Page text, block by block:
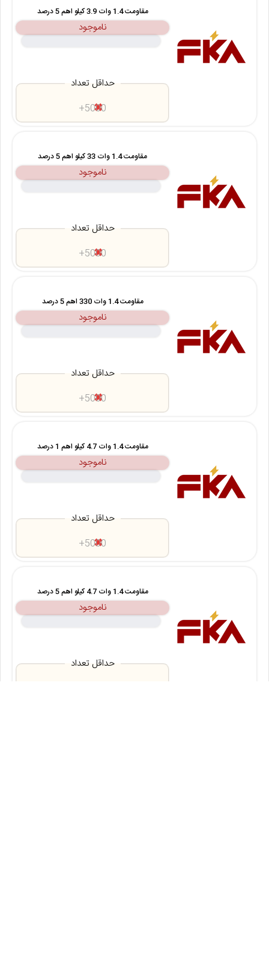
مقاومت 1.4 وات 3.9 کیلو اهم 5 درصد
ناموجود
حداقل تعداد
5000+
مقاومت 1.4 وات 33 کیلو اهم 5 درصد
ناموجود
حداقل تعداد
5000+
مقاومت 1.4 وات 330 اهم 5 درصد
ناموجود
حداقل تعداد
5000+
مقاومت 1.4 وات 4.7 کیلو اهم 1 درصد
ناموجود
حداقل تعداد
5000+
مقاومت 1.4 وات 4.7 کیلو اهم 5 درصد
ناموجود
حداقل تعداد